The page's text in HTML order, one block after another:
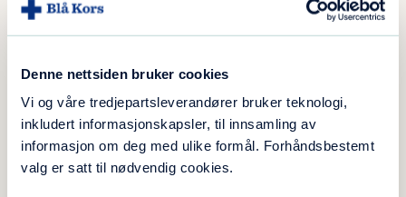
Denne nettsiden bruker cookies
Vi og våre tredjepartsleverandører bruker teknologi,
inkludert informasjonskapsler, til innsamling av
informasjon om deg med ulike formål. Forhåndsbestemt
valg er satt til nødvendig cookies.
med trygge fagpersoner om
mobbing eller andre vansker?